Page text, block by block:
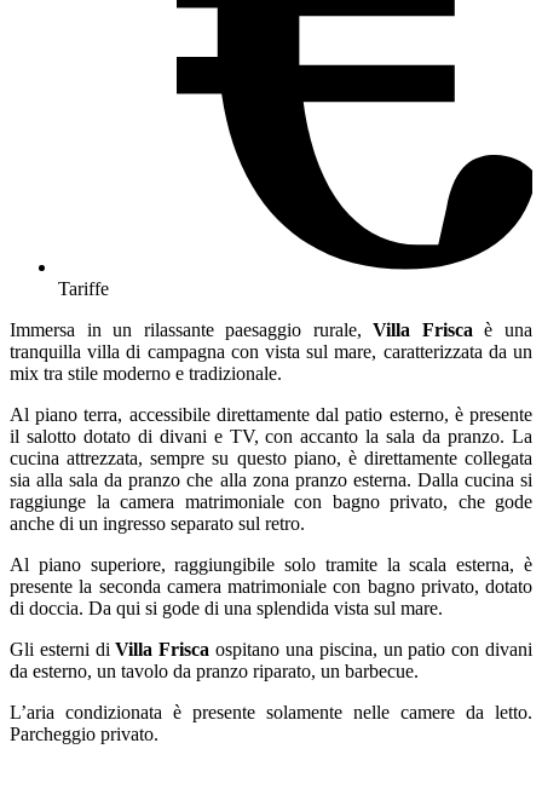
Tariffe
Immersa in un rilassante paesaggio rurale,Villa Frisca è una
tranquilla villa di campagna con vista sul mare, caratterizzata da un
mix tra stile moderno e tradizionale.
Al piano terra, accessibile direttamente dal patio esterno, è presente
il salotto dotato di divani e TV, con accanto la sala da pranzo. La
cucina attrezzata, sempre su questo piano, è direttamente collegata
sia alla sala da pranzo che alla zona pranzo esterna. Dalla cucina si
raggiunge la camera matrimoniale con bagno privato, che gode
anche di un ingresso separato sul retro.
Al piano superiore, raggiungibile solo tramite la scala esterna, è
presente la seconda camera matrimoniale con bagno privato, dotato
di doccia. Da qui si gode di una splendida vista sul mare.
Gli esterni diVilla Frisca ospitano una piscina, un patio con divani
da esterno, un tavolo da pranzo riparato, un barbecue.
L’aria condizionata è presente solamente nelle camere da letto.
Parcheggio privato.